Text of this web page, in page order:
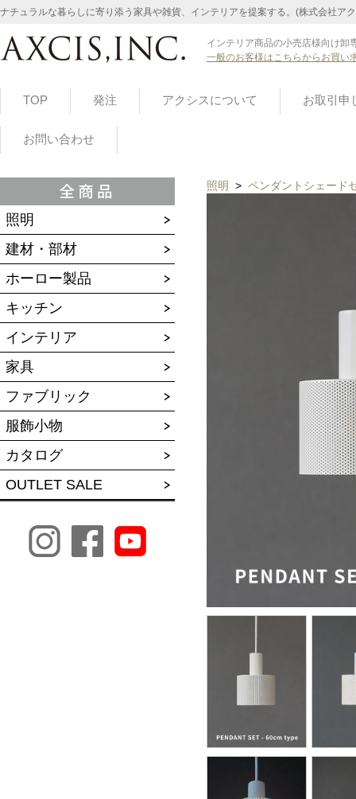
ナチュラルな暮らしに寄り添う家具や雑貨、インテリアを提案する。(株式会社ア
インテリア商品の小売店様向け卸
一般のお客様はこちらからお買い
TOP 発注 アクシスについて お取引申
お問い合わせ
照明
建材・部材
ホーロー製品
キッチン
インテリア
家具
ファブリック
服飾小物
カタログ
OUTLET SALE
照明 > ペンダントシェード